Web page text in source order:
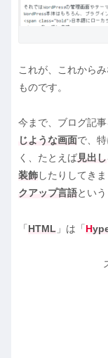
これが、これから
ものです。
今まで、ブログ記
じような画面で、特
く、たとえば見出し
装飾したりしてき
クアップ言語とい
「HTML 」は「H